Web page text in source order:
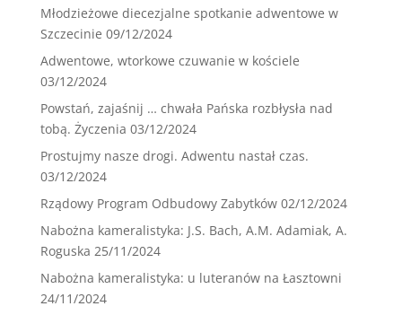
Młodzieżowe diecezjalne spotkanie adwentowe w
Szczecinie 09/12/2024
Adwentowe, wtorkowe czuwanie w kościele
03/12/2024
Powstań, zajaśnij … chwała Pańska rozbłysła nad
tobą. Życzenia 03/12/2024
Prostujmy nasze drogi. Adwentu nastał czas.
03/12/2024
Rządowy Program Odbudowy Zabytków 02/12/2024
Nabożna kameralistyka: J.S. Bach, A.M. Adamiak, A.
Roguska 25/11/2024
Nabożna kameralistyka: u luteranów na Łasztowni
24/11/2024